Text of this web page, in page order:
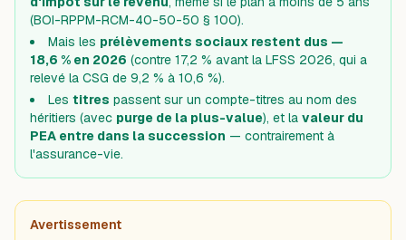
(BOI-RPPM-RCM-40-50-50 § 100).
Mais les prélèvements sociaux restent dus —
18,6 % en 2026 (contre 17,2 % avant la LFSS 2026, qui a
relevé la CSG de 9,2 % à 10,6 %).
Les titres passent sur un compte-titres au nom des
héritiers (avec purge de la plus-value), et la valeur du
PEA entre dans la succession — contrairement à
l'assurance-vie.
Avertissement